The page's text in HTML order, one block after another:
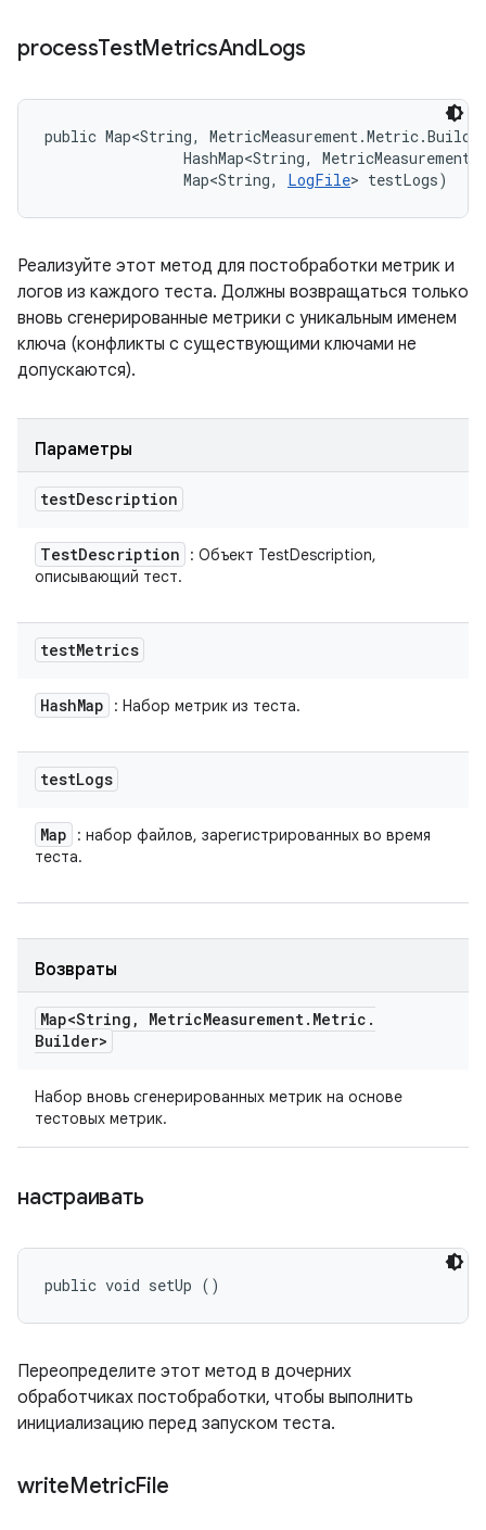
processTestMetricsAndLogs
public Map<String,
HashMap<String,
                Map<String,
LogFile> testLogs)
Реализуйте этот метод для постобработки метрик и
логов из каждого теста. Должны возвращаться только
вновь сгенерированные метрики с уникальным именем
ключа (конфликты с существующими ключами не
допускаются).
Параметры
testDescription
TestDescription
: Объект TestDescription,
описывающий тест.
testMetrics
HashMap : Набор метрик из теста.
testLogs
Map
: набор файлов, зарегистрированных во время
теста.
Возвраты
Map<String , MetricMeasurement. Metric .
Builder>
Набор вновь сгенерированных метрик на основе
тестовых метрик.
настраивать
public void setUp ()
Переопределите этот метод в дочерних
обработчиках постобработки, чтобы выполнить
инициализацию перед запуском теста.
writeMetricFile